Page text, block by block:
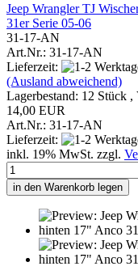
Jeep Wrangler TJ
31er Serie 05-06
31-17-AN
Art.Nr.: 31-17-AN
Lieferzeit:
(Ausland abweichend)
Lagerbestand: 12 Stück ,
14,00 EUR
Art.Nr.: 31-17-AN
Lieferzeit:
inkl. 19% MwSt. zzgl.
in den Warenkorb legen